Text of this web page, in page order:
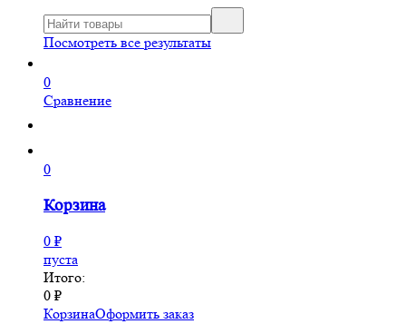
Посмотреть все результаты
0
Сравнение
0
Корзина
0 ₽
пуста
Итого:
0 ₽
КорзинаОформить заказ